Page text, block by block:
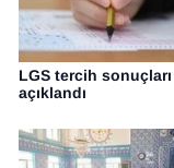
LGS tercih sonuçları
açıklandı